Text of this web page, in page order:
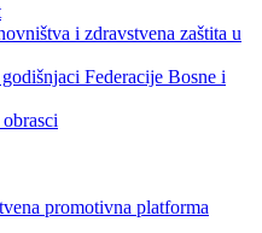
i zdravstvena zaštita u
Federacije Bosne i
promotivna platforma